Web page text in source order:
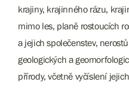
krajiny, krajinného rázu,
mimo les, planě rostoucích
a jejich společenstev,
geologických a
přírody, včetně vyčíslení